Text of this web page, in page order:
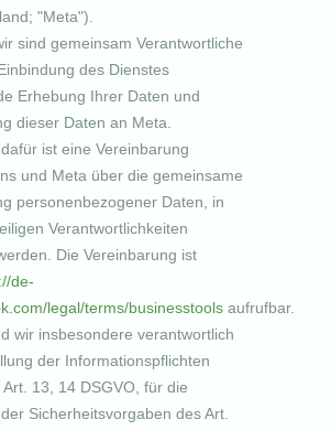
"Meta").
sind gemeinsam Verantwortliche
des Dienstes
Erhebung Ihrer Daten und
dieser Daten an Meta.
ist eine Vereinbarung
und Meta über die gemeinsame
personenbezogener Daten, in
Verantwortlichkeiten
Die Vereinbarung ist
de-
legal/terms/businesstools aufrufbar.
wir insbesondere verantwortlich
der Informationspflichten
13, 14 DSGVO, für die
Sicherheitsvorgaben des Art.